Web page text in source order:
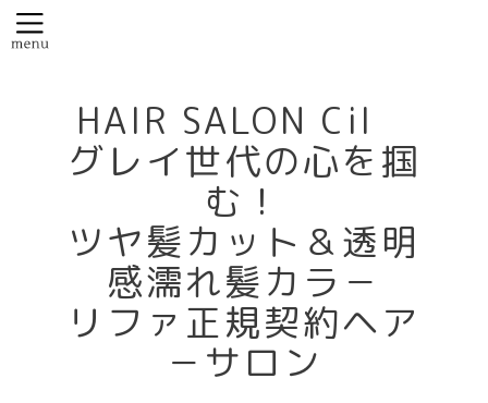
HAIR SALON Cil
グレイ世代の心を掴
む！
ツヤ髪カット＆透明
感濡れ髪カラ－
リファ正規契約ヘア
－サロン